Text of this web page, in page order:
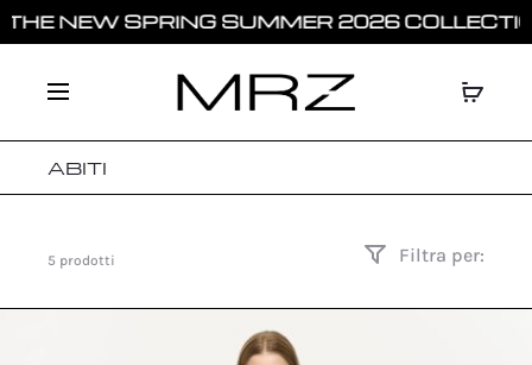
NEW SPRING SUMMER 2026 COLLECTION
ABITI
5 prodotti Filtra per: